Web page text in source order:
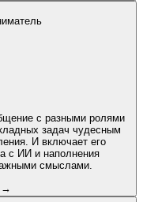
с разными ролями
задач чудесным
И включает его
с ИИ и наполнения
смыслами.
→